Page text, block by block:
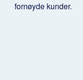
fornøyde kunder.